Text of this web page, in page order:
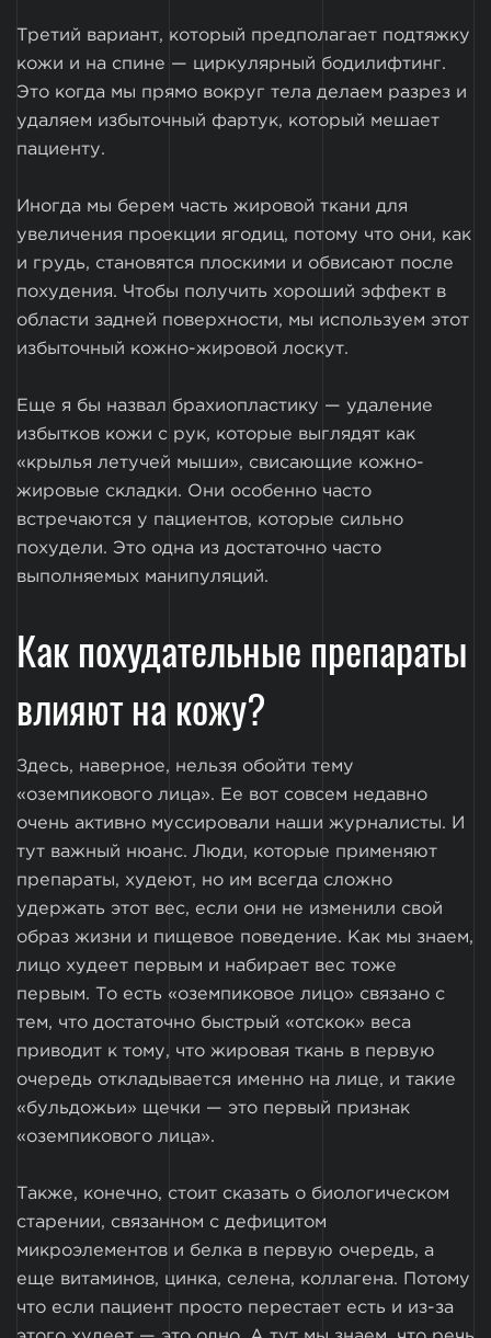
Третий вариант, который предполагает подтяжку
кожи и на спине — циркулярный бодилифтинг.
Это когда мы прямо вокруг тела делаем разрез и
удаляем избыточный фартук, который мешает
пациенту.
Иногда мы берем часть жировой ткани для
увеличения проекции ягодиц, потому что они, как
и грудь, становятся плоскими и обвисают после
похудения. Чтобы получить хороший эффект в
области задней поверхности, мы используем этот
избыточный кожно-жировой лоскут.
Еще я бы назвал брахиопластику — удаление
избытков кожи с рук, которые выглядят как
«крылья летучей мыши», свисающие кожно-
жировые складки. Они особенно часто
встречаются у пациентов, которые сильно
похудели. Это одна из достаточно часто
выполняемых манипуляций.
Как похудательные препараты
влияют на кожу?
Здесь, наверное, нельзя обойти тему
«оземпикового лица». Ее вот совсем недавно
очень активно муссировали наши журналисты. И
тут важный нюанс. Люди, которые применяют
препараты, худеют, но им всегда сложно
удержать этот вес, если они не изменили свой
образ жизни и пищевое поведение. Как мы знаем,
лицо худеет первым и набирает вес тоже
первым. То есть «оземпиковое лицо» связано с
тем, что достаточно быстрый «отскок» веса
приводит к тому, что жировая ткань в первую
очередь откладывается именно на лице, и такие
«бульдожьи» щечки — это первый признак
«оземпикового лица».
Также, конечно, стоит сказать о биологическом
старении, связанном с дефицитом
микроэлементов и белка в первую очередь, а
еще витаминов, цинка, селена, коллагена. Потому
что если пациент просто перестает есть и из-за